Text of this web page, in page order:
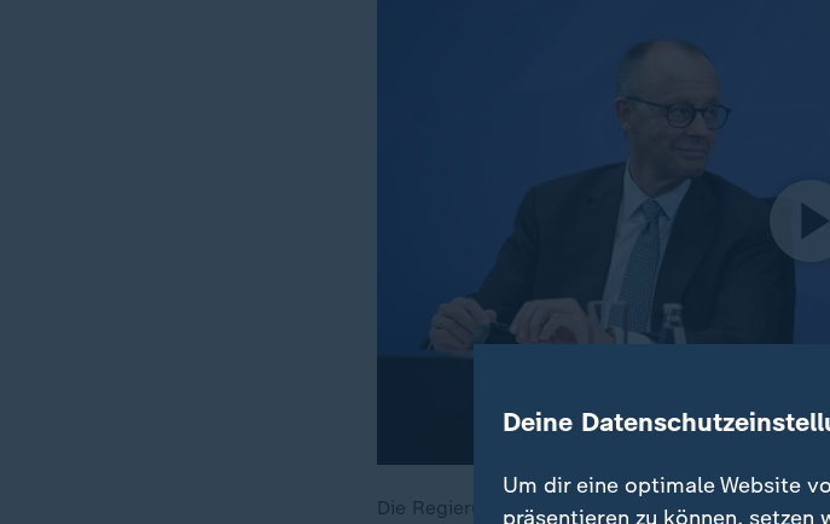
Die Regierungsparteien können in der
Deine
Um dir eine optimale Website
präsentieren zu können, setzen